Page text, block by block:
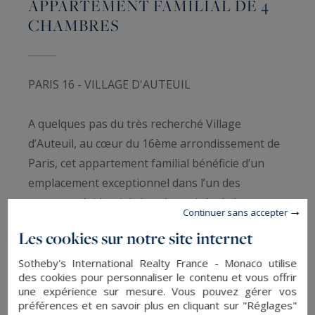
APPARTEMENT FAMILIAL DE 4
CHAMBRES
PARIS 16 - VILLAGE D'AUTEUIL
A quelques pas du très recherché Village
d’Auteuil, au cœur du 16ème arrondissement de
Paris, cet appartement familial bénéficie d’un
emplacement exceptionnel dans l’un des
secteurs résidentiels les plus prisés de la
capitale. Réputé pour son atmosphère élégante
et paisible, le Village d’Auteuil séduit par son
esprit de quartier raffiné, ses commerces de
qualité, ses marchés réputés, ses établissements
scolaires de renom et sa proximité immédiate
Les cookies sur notre site internet
Sotheby's International Realty France - Monaco utilise
des cookies pour personnaliser le contenu et vous offrir
une expérience sur mesure. Vous pouvez gérer vos
préférences et en savoir plus en cliquant sur "Réglages"
Continuer sans accepter